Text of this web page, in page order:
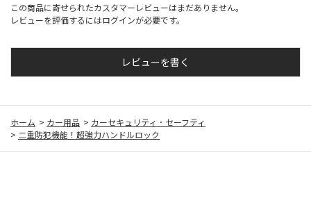
この商品に寄せられたカスタマーレビューはまだありません。
レビューを評価するにはログインが必要です。
レビューを書く
ホーム > カー用品 > カーセキュリティ ･ セーフティ
> 二重防犯機能！超強力ハンドルロック